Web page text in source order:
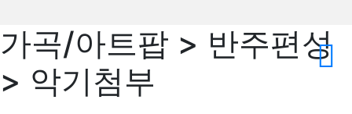
가곡/아트팝 > 반주편성
> 악기첨부